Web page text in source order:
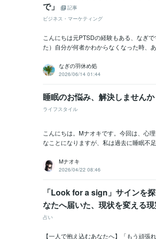
で」
記事
ビジネス・マーケティング
こんにちは元PTSDの経験もある、なぎ
た）自分が何者かわからなくなった時、
なぎの羽休め処
2026/06/14 01:44
睡眠のお悩み、解決しませんか
ライフスタイル
こんにちは。Mナオキです。今回は、心
なことになりますが、私は過去に睡眠不
Mナオキ
2026/04/22 08:46
「Look for a sign」サインを
なたへ届いた、現状を変える
占い
【一人で抱え込むあなたへ】「もう頑